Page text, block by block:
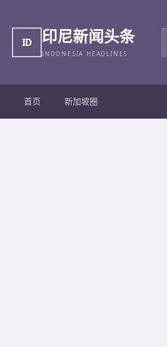
ID 印尼新闻头条
INDONESIA HEADLINES
首页 新加坡圈